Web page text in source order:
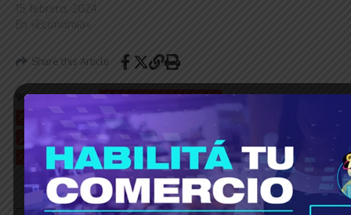
15 febrero, 2024
En «Economía»
Share this Article
Etiquetado:
© Grupo Agencia del Plata
Encuentro Multisectorial
Kicillof
provincia de buenos aires
Tejido Productivo
Unión por la Patria